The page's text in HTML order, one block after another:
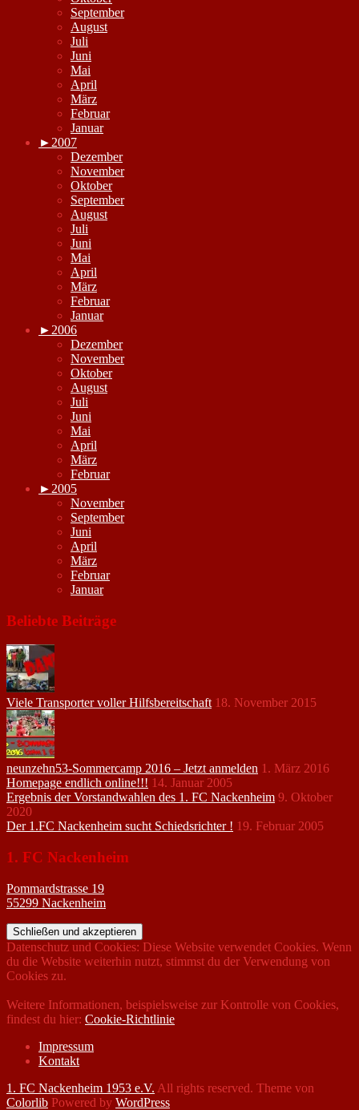
September
August
Juli
Juni
Mai
April
März
Februar
Januar
► 2007
Dezember
November
Oktober
September
August
Juli
Juni
Mai
April
März
Februar
Januar
► 2006
Dezember
November
Oktober
August
Juli
Juni
Mai
April
März
Februar
► 2005
November
September
Juni
April
März
Februar
Januar
Beliebte Beiträge
Viele Transporter voller Hilfsbereitschaft 18. November 2015
neunzehn53-Sommercamp 2016 – Jetzt anmelden 1. März 2016
Homepage endlich online!!! 14. Januar 2005
Ergebnis der Vorstandwahlen des 1. FC Nackenheim 9. Oktober
2020
Der 1.FC Nackenheim sucht Schiedsrichter ! 19. Februar 2005
1. FC Nackenheim
Pommardstrasse 19
55299 Nackenheim
Datenschutz und Cookies: Diese Website verwendet Cookies. Wenn
du die Website weiterhin nutzt, stimmst du der Verwendung von
Cookies zu.
Weitere Informationen, beispielsweise zur Kontrolle von Cookies,
findest du hier: Cookie-Richtlinie
Impressum
Kontakt
1. FC Nackenheim 1953 e.V. All rights reserved. Theme von
Colorlib Powered by WordPress